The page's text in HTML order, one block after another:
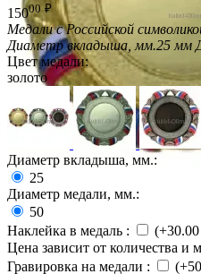
15000 ₽
Медали с Российской
Диаметр вкладыша, мм.25 мм
Цвет медали:
золото
Диаметр вкладыша, мм.:
25
Диаметр медали, мм.:
50
Наклейка в медаль : (+30.00
Цена зависит от количества и
Гравировка на медали : (+